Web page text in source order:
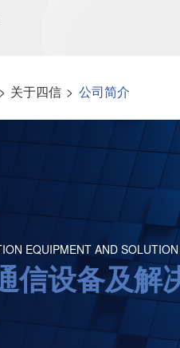
> 关于四信 > 公司简介
EQUIPMENT AND
信设备及解